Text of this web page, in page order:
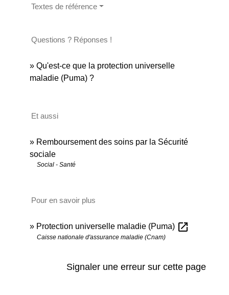
Textes de référence
Questions ? Réponses !
Qu'est-ce que la protection universelle
maladie (Puma) ?
Et aussi
Remboursement des soins par la Sécurité
sociale
Social - Santé
Pour en savoir plus
Protection universelle maladie (Puma) open_in_new
Caisse nationale d'assurance maladie (Cnam)
Signaler une erreur sur cette page